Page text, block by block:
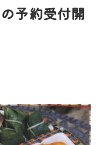
予約受付開